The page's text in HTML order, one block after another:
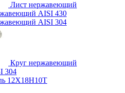
Лист нержавеющий
AISI 430
AISI 304
Круг нержавеющий
304
12Х18Н10Т